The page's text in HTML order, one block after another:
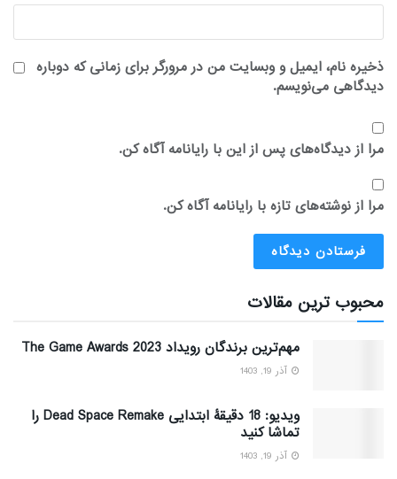
ذخیره نام، ایمیل و وبسایت من در مرورگر برای زمانی که دوباره
دیدگاهی می‌نویسم.
مرا از دیدگاه‌های پس از این با رایانامه آگاه کن.
مرا از نوشته‌های تازه با رایانامه آگاه کن.
محبوب ترین مقالات
مهم‌ترین برندگان رویداد The Game Awards 2023
آذر 19, 1403
ویدیو: 18 دقیقۀ ابتدایی Dead Space Remake را
تماشا کنید
آذر 19, 1403